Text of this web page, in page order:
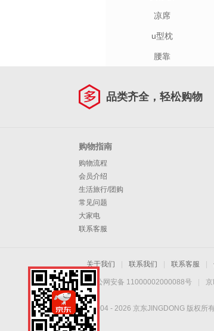
凉席
u型枕
腰靠
品类齐全，轻松购物
购物指南
购物流程
会员介绍
生活旅行/团购
常见问题
大家电
联系客服
关于我们 联系我们 联系客服
京公网安备 11000002000088号
Copyright © 2004 - 2026 京东JINGDONG 版权所